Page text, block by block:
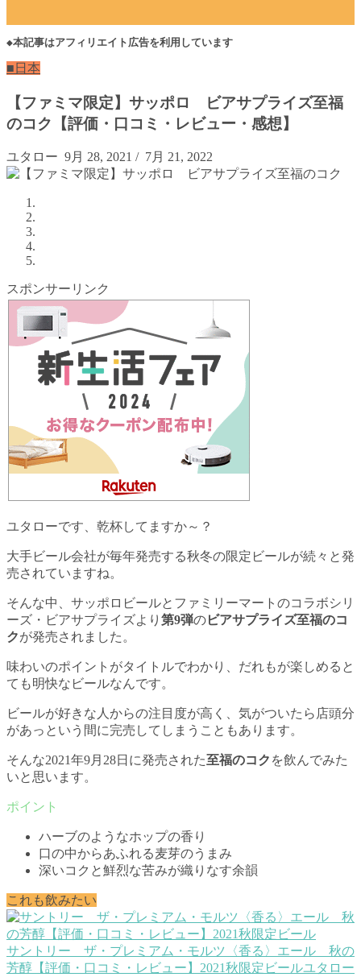
◆本記事はアフィリエイト広告を利用しています
■日本
【ファミマ限定】サッポロ ビアサプライズ至福
のコク【評価・口コミ・レビュー・感想】
ユタロー 9月 28, 2021 / 7月 21, 2022
スポンサーリンク
ユタローです、乾杯してますか～？
大手ビール会社が毎年発売する秋冬の限定ビールが続々と発
売されていますね。
そんな中、サッポロビールとファミリーマートのコラボシリ
ーズ・ビアサプライズより 第9弾のビアサプライズ至福のコ
クが発売されました。
味わいのポイントがタイトルでわかり、だれもが楽しめると
ても明快なビールなんです。
ビールが好きな人からの注目度が高く、気がついたら店頭分
があっという間に完売してしまうこともあります。
そんな2021年9月28日に発売された至福のコク を飲んでみた
いと思います。
ハーブのようなホップの香り
口の中からあふれる麦芽のうまみ
深いコクと鮮烈な苦みが織りなす余韻
これも飲みたい
サントリー ザ・プレミアム・モルツ〈香る〉エール 秋の
芳醇【評価・口コミ・レビュー】2021秋限定ビールユタロー